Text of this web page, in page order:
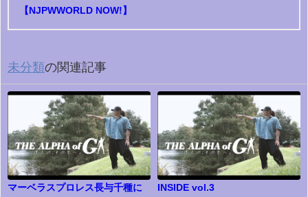
【NJPWWORLD NOW!】
未分類の関連記事
マーベラスプロレス長与千種に INSIDE vol.3